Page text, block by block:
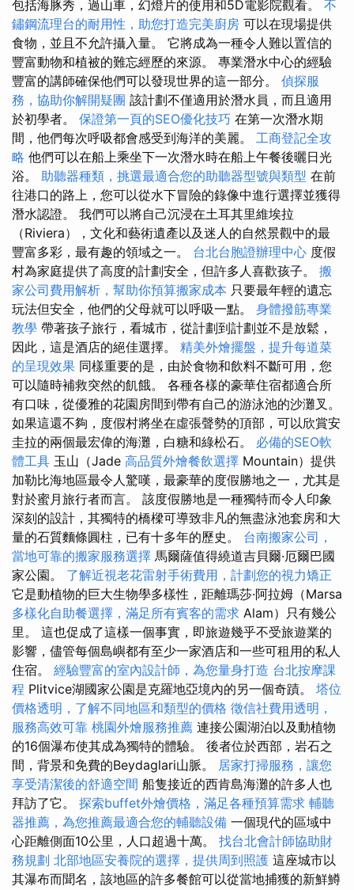
包括海豚秀，過山車，幻燈片的使用和5D電影院觀看。 不
鏽鋼流理台的耐用性，助您打造完美廚房 可以在現場提供
食物，並且不允許攝入量。 它將成為一種令人難以置信的
豐富動物和植被的難忘經歷的來源。 專業潛水中心的經驗
豐富的講師確保他們可以發現世界的這一部分。 偵探服
務，協助你解開疑團 該計劃不僅適用於潛水員，而且適用
於初學者。 保證第一頁的SEO優化技巧 在第一次潛水期
間，他們每次呼吸都會感受到海洋的美麗。 工商登記全攻
略 他們可以在船上乘坐下一次潛水時在船上午餐後曬日光
浴。 助聽器種類，挑選最適合您的助聽器型號與類型 在前
往港口的路上，您可以從水下冒險的錄像中進行選擇並獲得
潛水認證。 我們可以將自己沉浸在土耳其里維埃拉
（Riviera），文化和藝術遺產以及迷人的自然景觀中的最
豐富多彩，最有趣的領域之一。 台北台胞證辦理中心 度假
村為家庭提供了高度的計劃安全，但許多人喜歡孩子。 搬
家公司費用解析，幫助你預算搬家成本 只要最年輕的遺忘
玩法但安全，他們的父母就可以呼吸一點。 身體撥筋專業
教學 帶著孩子旅行，看城市，從計劃到計劃並不是放鬆，
因此，這是酒店的絕佳選擇。 精美外燴擺盤，提升每道菜
的呈現效果 同樣重要的是，由於食物和飲料不斷可用，您
可以隨時補救突然的飢餓。 各種各樣的豪華住宿都適合所
有口味，從優雅的花園房間到帶有自己的游泳池的沙灘叉。
如果這還不夠，度假村將坐在虛張聲勢的頂部，可以欣賞安
圭拉的兩個最宏偉的海灘，白糖和綠松石。 必備的SEO軟
體工具 玉山（Jade 高品質外燴餐飲選擇 Mountain）提供
加勒比海地區最令人驚嘆，最豪華的度假勝地之一，尤其是
對於蜜月旅行者而言。 該度假勝地是一種獨特而令人印象
深刻的設計，其獨特的橋樑可導致非凡的無盡泳池套房和大
量的石質麵條圓柱，已有十多年的歷史。 台南搬家公司，
當地可靠的搬家服務選擇 馬爾薩值得繞道吉貝爾·厄爾巴國
家公園。 了解近視老花雷射手術費用，計劃您的視力矯正
它是動植物的巨大生物學多樣性，距離瑪莎·阿拉姆（Marsa
多樣化自助餐選擇，滿足所有賓客的需求 Alam）只有幾公
里。 這也促成了這樣一個事實，即旅遊幾乎不受旅遊業的
影響，儘管每個島嶼都有至少一家酒店和一些可租用的私人
住宿。 經驗豐富的室內設計師，為您量身打造 台北按摩課
程 Plitvice湖國家公園是克羅地亞境內的另一個奇蹟。 塔位
價格透明，了解不同地區和類型的價格 徵信社費用透明，
服務高效可靠 桃園外燴服務推薦 連接公園湖泊以及動植物
的16個瀑布使其成為獨特的體驗。 後者位於西部，岩石之
間，背景和免費的Beydaglari山脈。 居家打掃服務，讓您
享受清潔後的舒適空間 船隻接近的西肯島海灘的許多人也
拜訪了它。 探索buffet外燴價格，滿足各種預算需求 輔聽
器推薦，為您推薦最適合您的輔聽設備 一個現代的區域中
心距離側面10公里，人口超過十萬。 找台北會計師協助財
務規劃 北部地區安養院的選擇，提供周到照護 這座城市以
其瀑布而聞名，該地區的許多餐館可以從當地捕獲的新鮮鱒